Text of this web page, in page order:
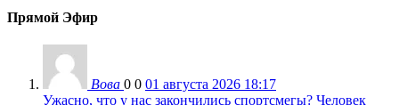
Прямой Эфир
Вова 0 0 01 августа 2026 18:17
Ужасно, что у нас закончились спортсмегы? Человек